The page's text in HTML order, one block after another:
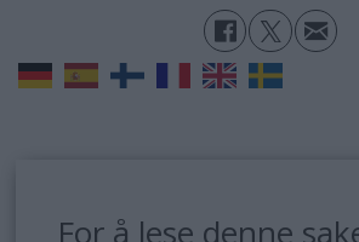
For å lese denne